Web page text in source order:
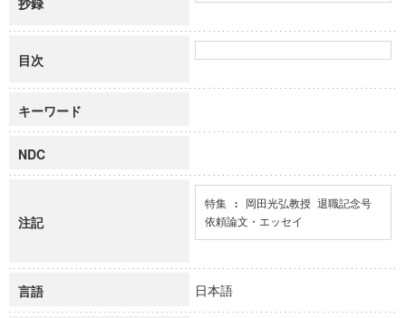
目次
キーワード
NDC
注記
特集 : 岡田光弘教授 退職記念号
依頼論文・エッセイ
言語 日本語